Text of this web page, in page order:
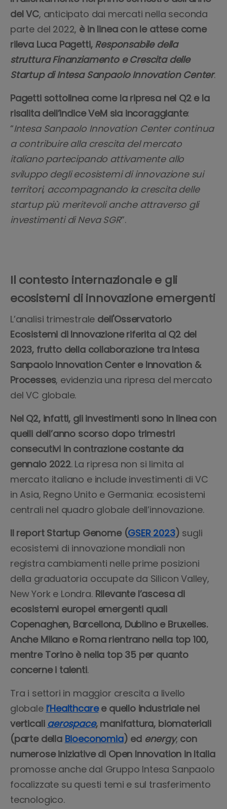
del VC, anticipato dai mercati nella seconda
parte del 2022, è in linea con le attese come
rileva Luca Pagetti, Responsabile della
struttura Finanziamento e Crescita delle
Startup di Intesa Sanpaolo Innovation Center.
Pagetti sottolinea come la ripresa nel Q2 e la
risalita dell’indice VeM sia incoraggiante:
“Intesa Sanpaolo Innovation Center continua
a contribuire alla crescita del mercato
italiano partecipando attivamente allo
sviluppo degli ecosistemi di innovazione sui
territori, accompagnando la crescita delle
startup più meritevoli anche attraverso gli
investimenti di Neva SGR”.
Il contesto internazionale e gli
ecosistemi di innovazione emergenti
L’analisi trimestrale dell'Osservatorio
Ecosistemi di Innovazione riferita al Q2 del
2023, frutto della collaborazione tra Intesa
Sanpaolo Innovation Center e Innovation &
Processes, evidenzia una ripresa del mercato
del VC globale.
Nel Q2, infatti, gli investimenti sono in linea con
quelli dell’anno scorso dopo trimestri
consecutivi in contrazione costante da
gennaio 2022. La ripresa non si limita al
mercato italiano e include investimenti di VC
in Asia, Regno Unito e Germania: ecosistemi
centrali nel quadro globale dell’innovazione.
Il report Startup Genome (GSER 2023) sugli
ecosistemi di innovazione mondiali non
registra cambiamenti nelle prime posizioni
della graduatoria occupate da Silicon Valley,
New York e Londra. Rilevante l’ascesa di
ecosistemi europei emergenti quali
Copenaghen, Barcellona, Dublino e Bruxelles.
Anche Milano e Roma rientrano nella top 100,
mentre Torino è nella top 35 per quanto
concerne i talenti.
Tra i settori in maggior crescita a livello
globale l’Healthcaree quello industriale nei
verticali aerospace, manifattura, biomateriali
(parte della Bioeconomia) ed energy, con
numerose iniziative di Open Innovation in Italia
promosse anche dal Gruppo Intesa Sanpaolo
focalizzate su questi temi e sul trasferimento
tecnologico.